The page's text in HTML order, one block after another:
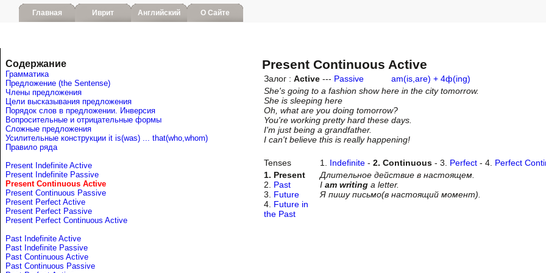
Главная Иврит Английский О Сайте
Содержание
Грамматика
Предложение (the Sentense)
Члены предложения
Цели высказывания предложения
Порядок слов в предложении. Инверсия
Вопросительные и отрицательные формы
Сложные предложения
Усилительные конструкции it is(was) ... that(who,whom)
Правило ряда
Present Indefinite Active
Present Indefinite Passive
Present Continuous Active
Present Continuous Passive
Present Perfect Active
Present Perfect Passive
Present Perfect Continuous Active
Past Indefinite Active
Past Indefinite Passive
Past Continuous Active
Past Continuous Passive
Present Continuous Active
Залог : Active --- Passive
am(is,are) + 4ф(ing)
She's going to a fashion show here in the city tomorrow.
She is sleeping here
Oh, what are you doing tomorrow?
You're working pretty hard these days.
I'm just being a grandfather.
I can't believe this is really happening!
Tenses 1. Indefinite - 2. Continuous - 3. Perfect - 4. Perfect
1. Present
2. Past
3. Future
4. Future in
the Past
Длительное действие в настоящем.
I am writing a letter.
Я пишу письмо(в настоящий момент).